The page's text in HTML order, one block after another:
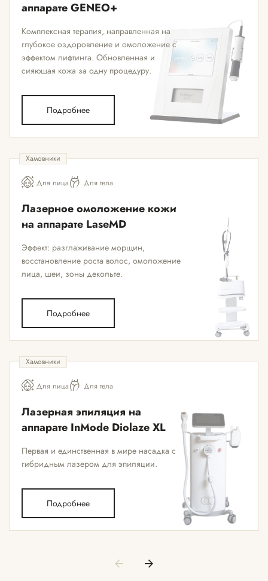
аппарате GENEO+
Комплексная терапия, направленная на
глубокое оздоровление и омоложение с
эффектом лифтинга. Обновленная и
сияющая кожа за одну процедуру.
Подробнее
Хамовники
Для лица Для тела
Лазерное омоложение кожи
на аппарате LaseMD
Эффект: разглаживание морщин,
восстановление роста волос, омоложение
лица, шеи, зоны декольте.
Подробнее
Хамовники
Для лица Для тела
Лазерная эпиляция на
аппарате InMode Diolaze XL
Первая и единственная в мире насадка с
гибридным лазером для эпиляции.
Подробнее